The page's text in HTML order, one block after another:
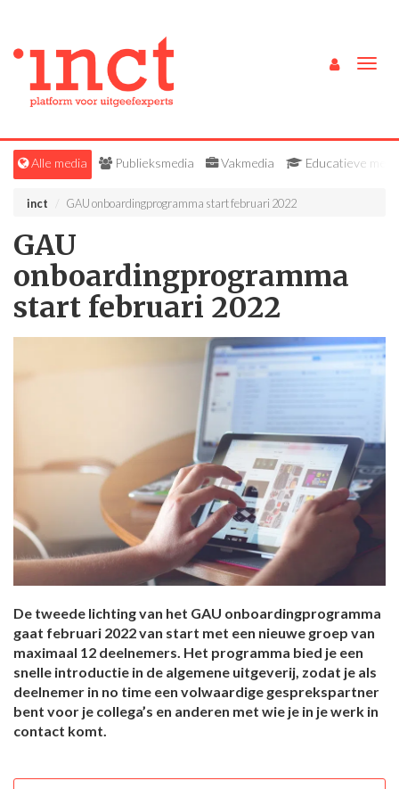
Alle media Publieksmedia Vakmedia Educatieve
inct GAU onboardingprogramma start februari 2022
GAU
onboardingprogramma
start februari 2022
De tweede lichting van het GAU onboardingprogramma
gaat februari 2022 van start met een nieuwe groep van
maximaal 12 deelnemers. Het programma bied je een
snelle introductie in de algemene uitgeverij, zodat je als
deelnemer in no time een volwaardige gesprekspartner
bent voor je collega’s en anderen met wie je in je werk in
contact komt.